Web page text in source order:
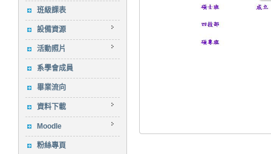
班級課表
設備資源
活動照片
系學會成員
畢業流向
資料下載
Moodle
粉絲專頁